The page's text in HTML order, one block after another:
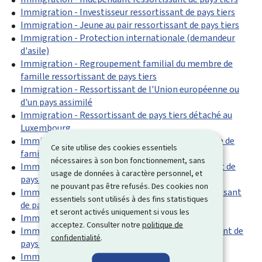
Ce site utilise des cookies essentiels
nécessaires à son bon fonctionnement, sans
usage de données à caractère personnel, et
ne pouvant pas être refusés. Des cookies non
essentiels sont utilisés à des fins statistiques
et seront activés uniquement si vous les
acceptez. Consulter notrepolitique de
confidentialité.
Immigration - Investisseur ressortissant de pays tiers
Immigration - Jeune au pair ressortissant de pays tiers
Immigration - Protection internationale (demandeur
d'asile)
Immigration - Regroupement familial du membre de
famille ressortissant de pays tiers
Immigration - Ressortissant de l'Union européenne ou
d'un pays assimilé
Immigration - Ressortissant de pays tiers détaché au
Luxembourg
Immigration - Ressortissant de pays tiers membre de
famille d'un citoyen de l'Union européenne
Immigration - Résident longue durée ressortissant de
pays tiers
Immigration - Salarié hautement qualifié ressortissant
de pays tiers
Immigration - Salarié ressortissant de pays tiers
Immigration - Sportif et/ou entraîneur ressortissant de
pays tiers
Immigration - Stagiaire ressortissant de pays tiers